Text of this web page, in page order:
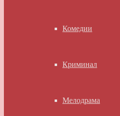
Комедии
Криминал
Мелодрама